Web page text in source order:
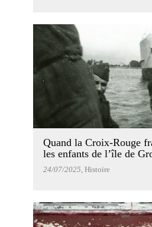
Quand la Croix-Rouge
les enfants de l’île de
24/07/2025, Histoire